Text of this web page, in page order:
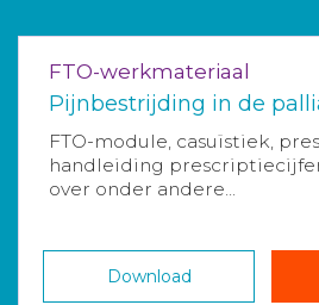
FTO-werkmateriaal
Pijnbestrijding in de
FTO-module, casuïstiek,
handleiding
over onder andere...
Download